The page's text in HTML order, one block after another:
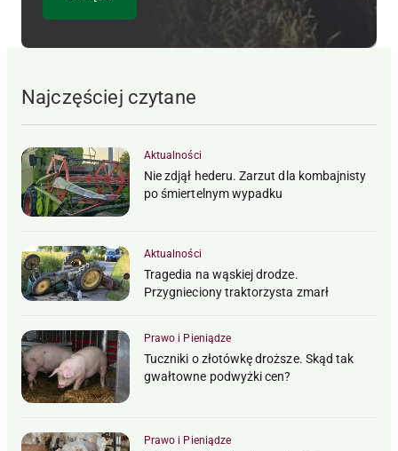
Najczęściej czytane
Aktualności
Nie zdjął hederu. Zarzut dla kombajnisty
po śmiertelnym wypadku
Aktualności
Tragedia na wąskiej drodze.
Przygnieciony traktorzysta zmarł
Prawo i Pieniądze
Tuczniki o złotówkę droższe. Skąd tak
gwałtowne podwyżki cen?
Prawo i Pieniądze